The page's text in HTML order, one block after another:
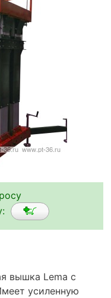
вышка Lema с
усиленную